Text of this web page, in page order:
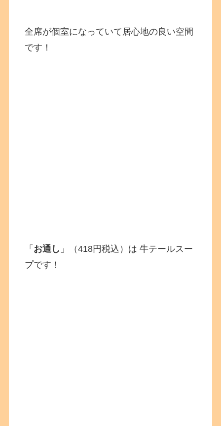
全席が個室になっていて居心地の良い空間
です！
「 お通し 」（418円税込）は 牛テールスー
プです！